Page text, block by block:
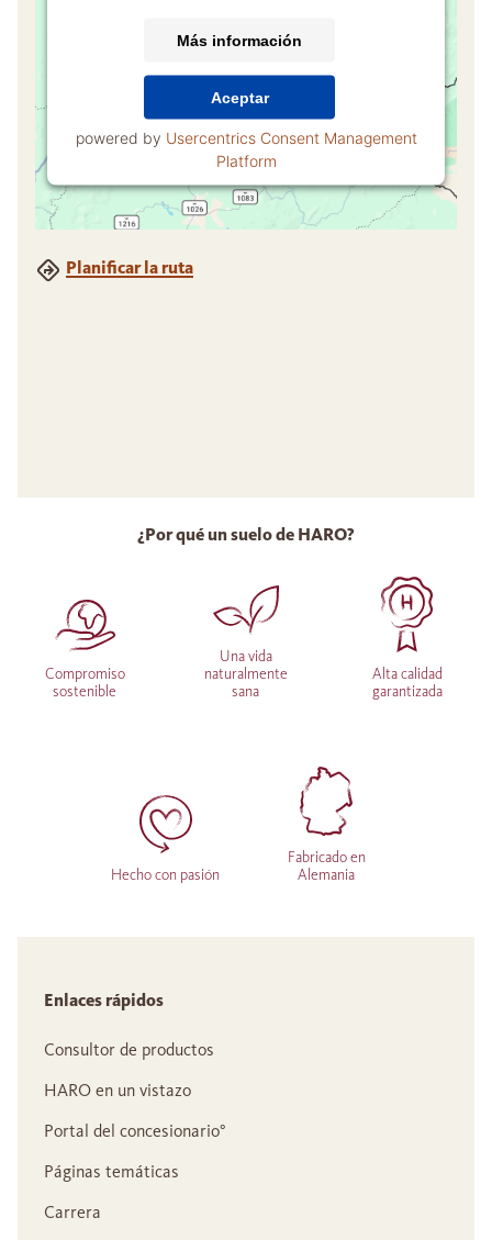
Más información
Aceptar
powered by Usercentrics Consent Management
Platform
Planificar la ruta
¿Por qué un suelo de HARO?
Compromiso
sostenible
Una vida
naturalmente
sana
Alta calidad
garantizada
Hecho con pasión
Fabricado en
Alemania
Enlaces rápidos
Consultor de productos
HARO en un vistazo
Portal del concesionario°
Páginas temáticas
Carrera